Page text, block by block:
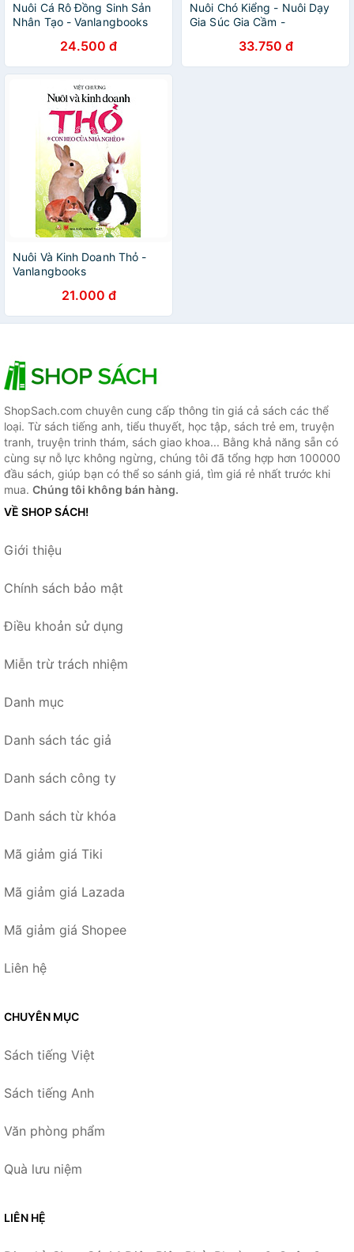
Nuôi Cá Rô Đồng Sinh Sản
Nhân Tạo - Vanlangbooks
24.500 đ
Nuôi Chó Kiểng - Nuôi Dạy
Gia Súc Gia Cầm -
33.750 đ
Nuôi Và Kinh Doanh Thỏ -
Vanlangbooks
21.000 đ
ShopSach.com chuyên cung cấp thông tin giá cả sách các thể
loại. Từ sách tiếng anh, tiểu thuyết, học tập, sách trẻ em, truyện
tranh, truyện trinh thám, sách giao khoa... Bằng khả năng sẵn có
cùng sự nỗ lực không ngừng, chúng tôi đã tổng hợp hơn 100000
đầu sách, giúp bạn có thể so sánh giá, tìm giá rẻ nhất trước khi
mua. Chúng tôi không bán hàng.
VỀ SHOP SÁCH!
Giới thiệu
Chính sách bảo mật
Điều khoản sử dụng
Miễn trừ trách nhiệm
Danh mục
Danh sách tác giả
Danh sách công ty
Danh sách từ khóa
Mã giảm giá Tiki
Mã giảm giá Lazada
Mã giảm giá Shopee
Liên hệ
CHUYÊN MỤC
Sách tiếng Việt
Sách tiếng Anh
Văn phòng phẩm
Quà lưu niệm
LIÊN HỆ